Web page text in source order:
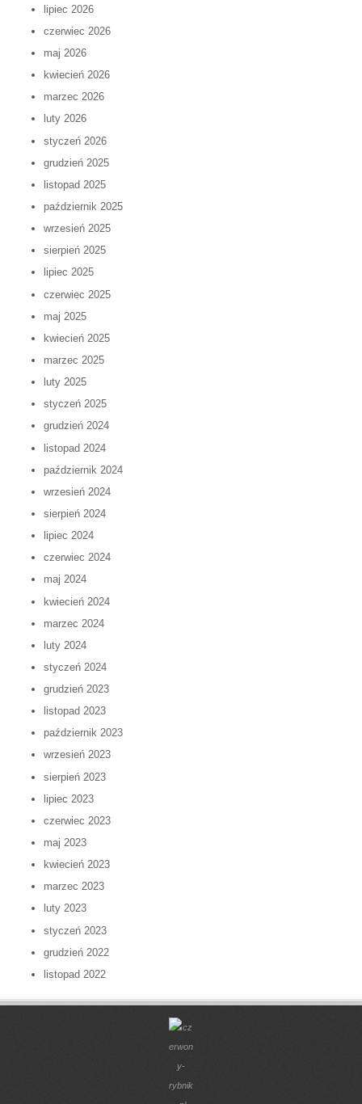
lipiec 2026
czerwiec 2026
maj 2026
kwiecień 2026
marzec 2026
luty 2026
styczeń 2026
grudzień 2025
listopad 2025
październik 2025
wrzesień 2025
sierpień 2025
lipiec 2025
czerwiec 2025
maj 2025
kwiecień 2025
marzec 2025
luty 2025
styczeń 2025
grudzień 2024
listopad 2024
październik 2024
wrzesień 2024
sierpień 2024
lipiec 2024
czerwiec 2024
maj 2024
kwiecień 2024
marzec 2024
luty 2024
styczeń 2024
grudzień 2023
listopad 2023
październik 2023
wrzesień 2023
sierpień 2023
lipiec 2023
czerwiec 2023
maj 2023
kwiecień 2023
marzec 2023
luty 2023
styczeń 2023
grudzień 2022
listopad 2022